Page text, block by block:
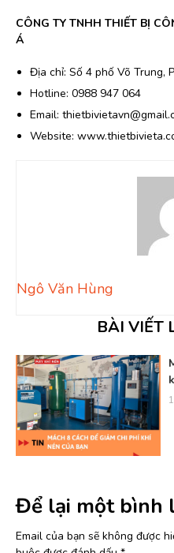
CÔNG TY TNHH THIẾT BỊ
Á
Địa chỉ: Số 4 phố Võ Trung,
Hotline: 0988 947 064
Email:
Website:
Ngô Văn Hùng
BÀI VIẾT
Để lại một bình
Email của bạn sẽ không được